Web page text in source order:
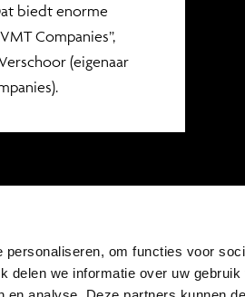
om functies voor
delen we informatie over uw gebruik
biedt enorme
Companies”,
(eigenaar